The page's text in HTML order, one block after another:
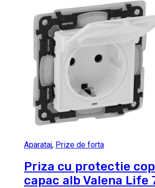
Aparataj, Prize de forta
Priza cu protectie
capac alb Valena Life